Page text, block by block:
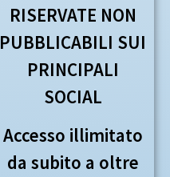
RISERVATE NON
PUBBLICABILI SUI
PRINCIPALI
SOCIAL
Accesso illimitato
da subito a oltre